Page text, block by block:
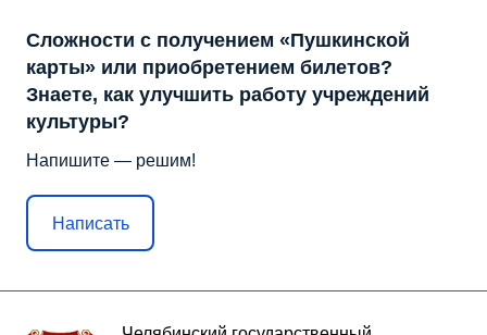
Сложности с получением «Пушкинской
карты» или приобретением билетов?
Знаете, как улучшить работу учреждений
культуры?
Напишите — решим!
Написать